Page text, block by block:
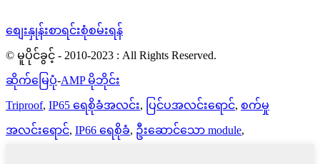
စျေးနှုန်းစာရင်းစုံစမ်းရန်
© မူပိုင်ခွင့် - 2010-2023 : All Rights Reserved.
ဆိုက်မြေပုံ-AMP မိုဘိုင်း
Triproof, IP65 ရေစိုခံအလင်း, ပြင်ပအလင်းရောင်, စက်မှု
အလင်းရောင်, IP66 ရေစိုခံ, ဦးဆောင်သော module,